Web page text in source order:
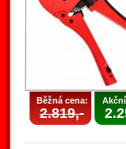
Běžná cena:
2.819,-